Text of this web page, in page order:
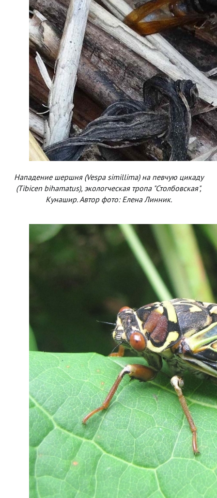
Нападение шершня (Vespa simillima) на певчую цикаду
(Tibicen bihamatus), экологческая тропа "Столбовская",
Кунашир. Автор фото: Елена Линник.